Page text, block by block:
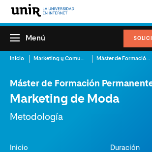
Menú
Inicio Marketing y Comunicación Máster de Formación Permanente en Marketing de Moda
Máster de Formación
Marketing de Moda
Metodología
Inicio
Duración